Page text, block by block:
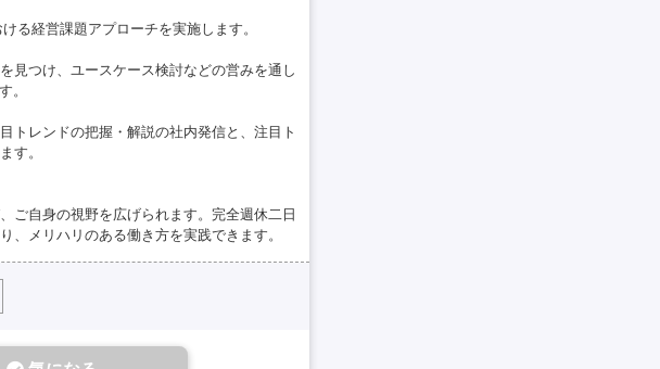
る経営課題アプローチを実施します。
見つけ、ユースケース検討などの営みを通し
。
トレンドの把握・解説の社内発信と、注目ト
す。
ご自身の視野を広げられます。完全週休二日
、メリハリのある働き方を実践できます。